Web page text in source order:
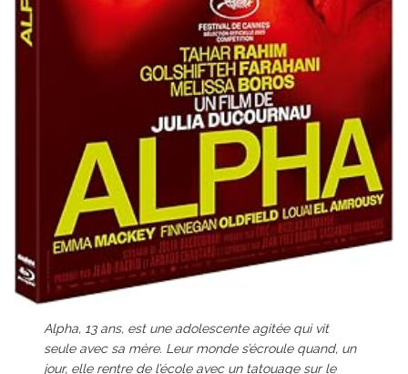
Alpha, 13 ans, est une adolescente agitée qui vit
seule avec sa mère. Leur monde s’écroule quand, un
jour, elle rentre de l’école avec un tatouage sur le